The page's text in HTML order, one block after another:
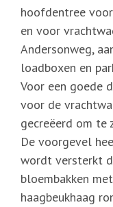
hoofdentree
en voor
Andersonweg,
loadboxen en
Voor een goede
voor de
gecreëerd om te
De voorgevel
wordt versterkt
bloembakken
haagbeukhaag